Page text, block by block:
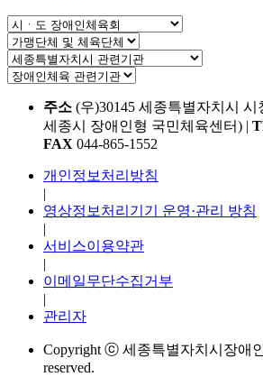
주소 (우)30145 세종특별자치시 시
세종시 장애인형 국민체육센터) |
FAX 044-865-1552
개인정보처리방침
|
영상정보처리기기 운영·관리 방침
|
서비스이용약관
|
이메일무단수집거부
|
관리자
Copyright ⓒ 세종특별자치시장애
reserved.